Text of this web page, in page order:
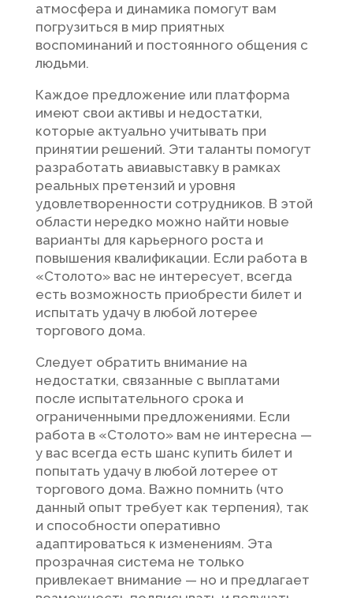
атмосфера и динамика помогут вам
погрузиться в мир приятных
воспоминаний и постоянного общения с
людьми.
Каждое предложение или платформа
имеют свои активы и недостатки,
которые актуально учитывать при
принятии решений. Эти таланты помогут
разработать авиавыставку в рамках
реальных претензий и уровня
удовлетворенности сотрудников. В этой
области нередко можно найти новые
варианты для карьерного роста и
повышения квалификации. Если работа в
«Столото» вас не интересует, всегда
есть возможность приобрести билет и
испытать удачу в любой лотерее
торгового дома.
Следует обратить внимание на
недостатки, связанные с выплатами
после испытательного срока и
ограниченными предложениями. Если
работа в «Столото» вам не интересна —
у вас всегда есть шанс купить билет и
попытать удачу в любой лотерее от
торгового дома. Важно помнить (что
данный опыт требует как терпения), так
и способности оперативно
адаптироваться к изменениям. Эта
прозрачная система не только
привлекает внимание — но и предлагает